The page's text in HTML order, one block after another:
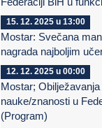
15. 12. 2025 u 13:00
Mostar: Svečana
nagrada najboljim
12. 12. 2025 u 00:00
Mostar;
nauke/znanosti u
(Program)